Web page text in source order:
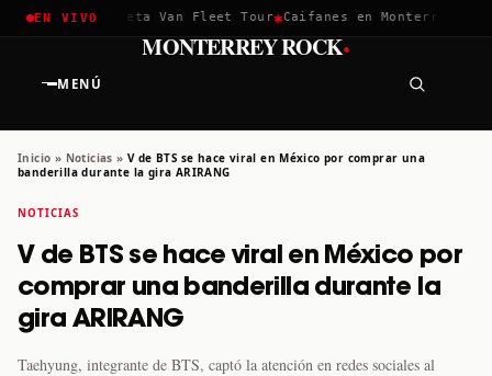
EN VIVO
2026 ✱Greta Van Fleet Tour✱Caifanes en Monterrey · 12
MENÚ
MONTERREY ROCK·
Inicio » Noticias » V de BTS se hace viral en México por comprar una
banderilla durante la gira ARIRANG
NOTICIAS
V de BTS se hace viral en México por
comprar una banderilla durante la
gira ARIRANG
Taehyung, integrante de BTS, captó la atención en redes sociales al